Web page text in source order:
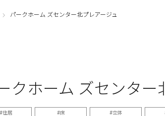
パークホーム ズセンター北プレアージュ
クホーム ズセンター
住居 床 立体